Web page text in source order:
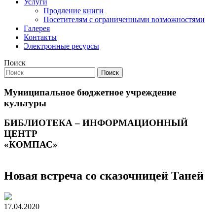
Услуги
Продление книги
Посетителям с ограниченными возможностями
Галерея
Контакты
Электронные ресурсы
Поиск
Поиск
Муниципальное бюджетное учреждение
культуры
БИБЛИОТЕКА – ИНФОРМАЦИОННЫЙ
ЦЕНТР
«КОМПАС»
Новая встреча со сказочницей Таней
17.04.2020